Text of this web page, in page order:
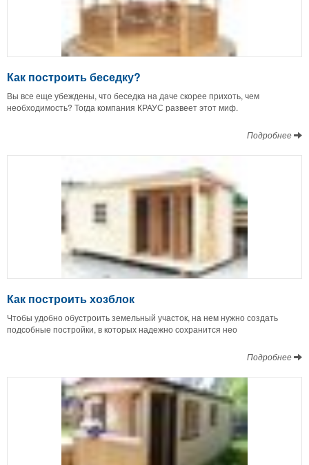
Как построить беседку?
Вы все еще убеждены, что беседка на даче скорее прихоть, чем
необходимость? Тогда компания КРАУС развеет этот миф.
Подробнее
Как построить хозблок
Чтобы удобно обустроить земельный участок, на нем нужно создать
подсобные постройки, в которых надежно сохранится нео
Подробнее